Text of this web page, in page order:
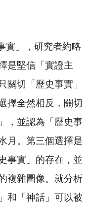
實」，研究者約略
是堅信「實證主
關切「歷史事實」
擇全然相反，關切
，並認為「歷史事
月。第三個選擇是
事實」的存在，並
複雜圖像。就分析
和「神話」可以被